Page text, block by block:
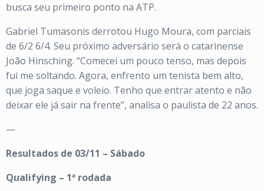
busca seu primeiro ponto na ATP.
Gabriel Tumasonis derrotou Hugo Moura, com parciais
de 6/2 6/4. Seu próximo adversário será o catarinense
João Hinsching. “Comecei um pouco tenso, mas depois
fui me soltando. Agora, enfrento um tenista bem alto,
que joga saque e voleio. Tenho que entrar atento e não
deixar ele já sair na frente”, analisa o paulista de 22 anos.
—
Resultados de 03/11 – Sábado
Qualifying – 1ª rodada